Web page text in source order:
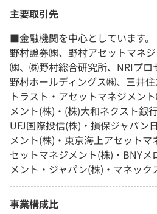
主要取引先
■金融機関を中心としています。
野村證券㈱、野村アセットマネ
㈱、㈱野村総合研究所、NRIプロ
野村ホールディングス㈱、三井
トラスト・アセットマネジメン
メント(株)・(株)大和ネクスト銀
UFJ国際投信(株)・損保ジャパン
メント(株)・東京海上アセット
セットマネジメント(株)・BNY
メント・ジャパン(株)・マネッ
事業構成比